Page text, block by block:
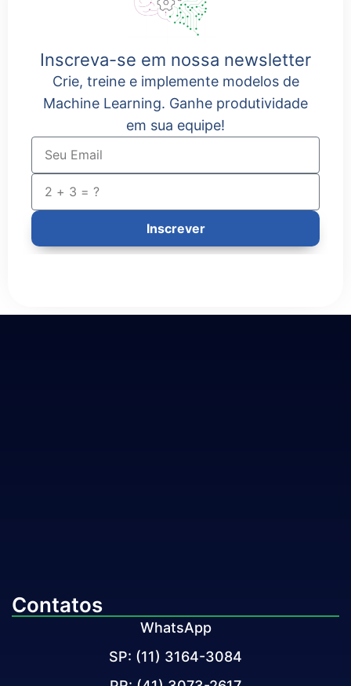
Inscreva-se em nossa newsletter
Crie, treine e implemente modelos de
Machine Learning. Ganhe produtividade
em sua equipe!
Inscrever
Contatos
WhatsApp
SP: (11) 3164-3084